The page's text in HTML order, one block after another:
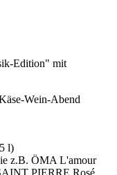
Edition" mit
Wein-Abend
l)
z.B. ÖMA L'amour
PIERRE Rosé